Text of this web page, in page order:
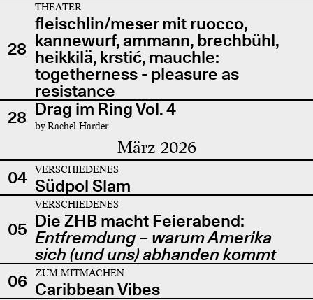
28
THEATER
fleischlin/meser mit ruocco,
kannewurf, ammann, brechbühl,
heikkilä, krstić, mauchle:
togetherness - pleasure as
resistance
28 Drag im Ring Vol. 4
by Rachel Harder
März 2026
04 VERSCHIEDENES
Südpol Slam
05
VERSCHIEDENES
Die ZHB macht Feierabend:
Entfremdung – warum Amerika
sich (und uns) abhanden kommt
06
ZUM MITMACHEN
Caribbean Vibes